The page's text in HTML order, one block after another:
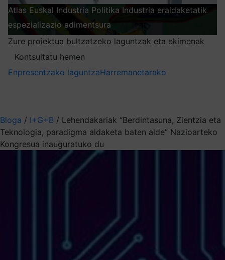
Atlas Euskal Industria Politika Industria eraldaketatik
espezializazio adimentsura
Zure proiektua bultzatzeko laguntzak eta ekimenak
Kontsultatu hemen
Enpresentzako laguntzaHarremanetarako
Bloga / I+G+B / Lehendakariak “Berdintasuna, Zientzia eta
Teknologia, paradigma aldaketa baten alde” Nazioarteko
Kongresua inauguratuko du